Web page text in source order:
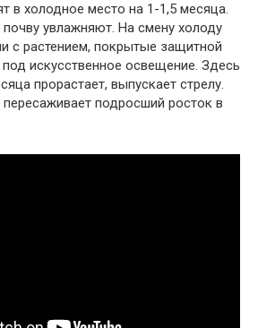
в холодное место на 1-1,5 месяца.
увлажняют. На смену холоду
с растением, покрытые защитной
искусственное освещение. Здесь
прорастает, выпускает стрелу.
подросший росток в